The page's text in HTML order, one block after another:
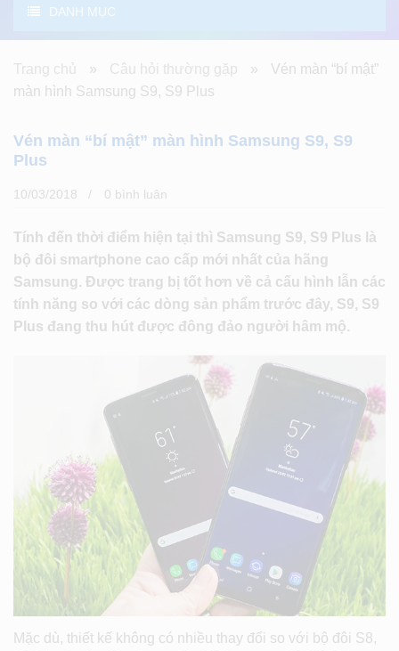
DANH MỤC
Trang chủ » Câu hỏi thường gặp »
Vén màn “bí mật”
màn hình Samsung S9, S9 Plus
Vén màn “bí mật” màn hình Samsung S9, S9
Plus
10/03/2018 0 bình luân
Tính đến thời điểm hiện tại thì Samsung S9, S9 Plus là
bộ đôi smartphone cao cấp mới nhất của hãng
Samsung. Được trang bị tốt hơn về cả cấu hình lẫn các
tính năng so với các dòng sản phẩm trước đây, S9, S9
Plus đang thu hút được đông đảo người hâm mộ.
Mặc dù, thiết kế không có nhiều thay đổi so với bộ đôi S8,